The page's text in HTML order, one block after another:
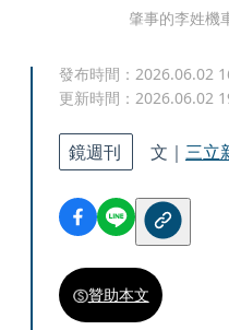
肇事的李姓機
發布時間： 2026.06.02
更新時間： 2026.06.02
鏡週刊 文｜ 三立
贊助本文